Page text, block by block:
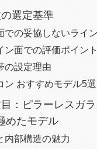
選定基準
での妥協しないライン
ン面での評価ポイント
の設定理由
ン おすすめモデル5選
：ピラーレスガ
めたモデル
内部構造の魅力